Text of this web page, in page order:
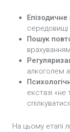
середовищі
Пошук
алкоголем
екстазі «не
На цьому етапі